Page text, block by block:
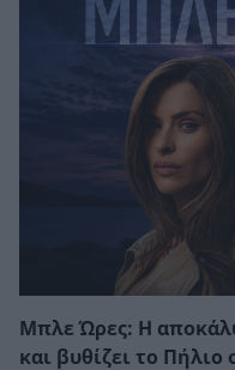
Μπλε Ώρες: Η
και βυθίζει το